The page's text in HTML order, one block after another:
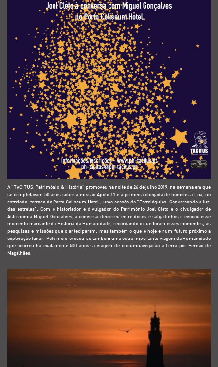
A “TACITUS. Património & História” promoveu na noite de 26 de julho 2019, na semana em que
se completavam 50 anos sobre a missão Apolo 11 e a primeira chegada de homens à Lua, no
estrelado terraço do Porto Coliseum Hotel , uma sessão do “Estrelóquios. Conversando à luz
das estrelas”. Com o historiador e divulgador do Património Joel Cleto e o divulgador de
Astronomia Miguel Gonçalves, a conversa decorreu entre doces e salgadinhos e evocou esse
momento marcante da História da Humanidade, recordando o que foram esses momentos, as
pesquisas e missões que o anteciparam, mas também o que é hoje e num futuro próximo a
exploração lunar. Pelo meio evocou-se também uma outra importante viagem da Humanidade
que ocorreu há exatamente 500 anos: a viagem de circumnavegação à Terra por Fernão de
Magalhães.